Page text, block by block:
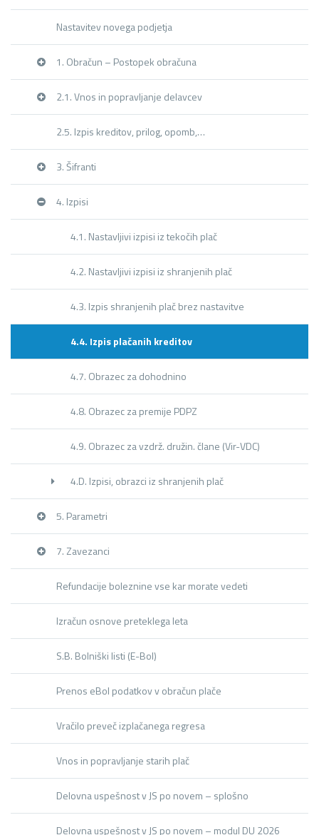
Nastavitev novega podjetja
1. Obračun – Postopek obračuna
2.1. Vnos in popravljanje delavcev
2.5. Izpis kreditov, prilog, opomb,…
3. Šifranti
4. Izpisi
4.1. Nastavljivi izpisi iz tekočih plač
4.2. Nastavljivi izpisi iz shranjenih plač
4.3. Izpis shranjenih plač brez nastavitve
4.4. Izpis plačanih kreditov
4.7. Obrazec za dohodnino
4.8. Obrazec za premije PDPZ
4.9. Obrazec za vzdrž. družin. člane (Vir-VDC)
4.D. Izpisi, obrazci iz shranjenih plač
5. Parametri
7. Zavezanci
Refundacije boleznine vse kar morate vedeti
Izračun osnove preteklega leta
S.B. Bolniški listi (E-Bol)
Prenos eBol podatkov v obračun plače
Vračilo preveč izplačanega regresa
Vnos in popravljanje starih plač
Delovna uspešnost v JS po novem – splošno
Delovna uspešnost v JS po novem – modul DU 2026